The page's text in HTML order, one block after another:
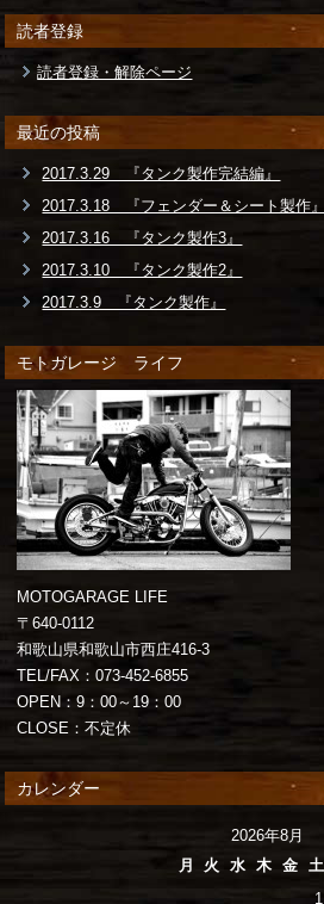
読者登録
読者登録・解除ページ
最近の投稿
2017.3.29 『タンク製作完結編』
2017.3.18 『フェンダー＆シート製作』
2017.3.16 『タンク製作3』
2017.3.10 『タンク製作2』
2017.3.9 『タンク製作』
モトガレージ ライフ
MOTOGARAGE LIFE
〒640-0112
和歌山県和歌山市西庄416-3
TEL/FAX：073-452-6855
OPEN：9：00～19：00
CLOSE：不定休
カレンダー
2026年8月
月
火 水 木 金 土
1